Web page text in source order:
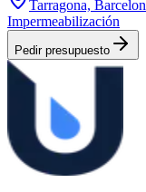
Tarragona,
Impermeabilización
Pedir presupuesto